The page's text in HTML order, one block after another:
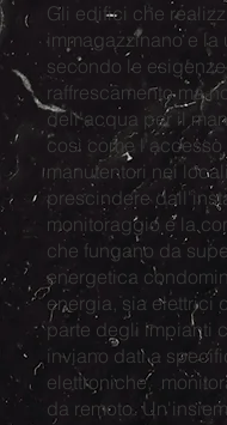
Gli edifici che
immagazzinano e
secondo le
raffrescamento ma
dell'acqua per il
così come
manutentori nei
prescindere
monitoraggio e la
che fungano da
energetica
energia, sia elettrici
parte degli impianti
inviano dati a
elettroniche,
da remoto.